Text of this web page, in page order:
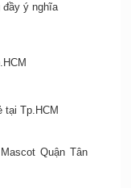
đầy ý nghĩa
tại Tp.HCM
Quận Tân